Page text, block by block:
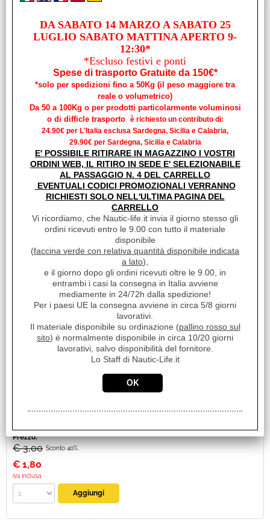
Cod. art.:
Disponibilità:
Disponibile su Ordinazione in circa 10/20gg (Tempistica indicativa
non vincolante)
Sconto 40.9%
1,50
iva inclusa
COLLARE P.REMO. Ø40
Cod. art.:
Disponibile su Ordinazione in circa 10/20gg (Tempistica indicativa
Prezzo:
€ 3,00 Sconto 40%
€ 1,80
iva inclusa
DA SABATO 14 MARZO A SABATO 25
LUGLIO SABATO MATTINA APERTO 9-
12:30*
*Escluso festivi e ponti
Spese di trasporto Gratuite da 150€*
*solo per spedizioni fino a 50Kg (il peso maggiore tra
reale o volumetrico)
Da 50 a 100Kg o per prodotti particolarmente voluminosi
o di difficle trasporto è richiesto un contributo di:
24.90€ per L'Italia esclusa Sardegna, Sicilia e Calabria,
29.90€ per Sardegna, Sicilia e Calabria
E' POSSIBILE RITIRARE IN MAGAZZINO I VOSTRI
ORDINI WEB, IL RITIRO IN SEDE E' SELEZIONABILE
AL PASSAGGIO N. 4 DEL CARRELLO
EVENTUALI CODICI PROMOZIONALI VERRANNO
RICHIESTI SOLO NELL'ULTIMA PAGINA DEL
CARRELLO
Vi ricordiamo, che Nautic-life.it invia il giorno stesso gli
ordini ricevuti entro le 9.00 con tutto il materiale
disponibile
(faccina verde con relativa quantità disponibile indicata
a lato),
e il giorno dopo gli ordini ricevuti oltre le 9.00, in
entrambi i casi la consegna in Italia avviene
mediamente in 24/72h dalla spedizione!
Per i paesi UE la consegna avviene in circa 5/8 giorni
lavorativi.
Il materiale disponibile su ordinazione (pallino rosso sul
sito) è normalmente disponibile in circa 10/20 giorni
lavorativi, salvo disponibilità del fornitore.
Lo Staff di Nautic-Life.it